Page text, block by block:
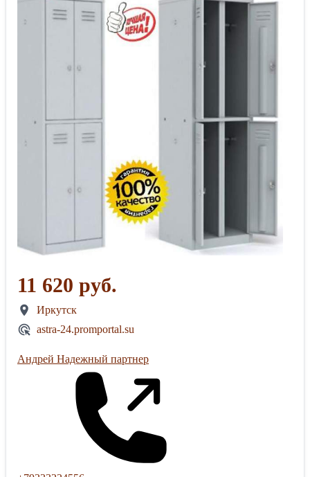
11 620 руб.
Иркутск
astra-24.promportal.su
Андрей Надежный партнер